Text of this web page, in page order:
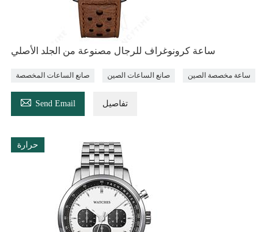
ساعة كرونوغراف للرجال مصنوعة من الجلد الأصلي
صانع الساعات المخصصة صانع الساعات الصين ساعة مخصصة الصين
 Send Email تفاصيل
حرارة